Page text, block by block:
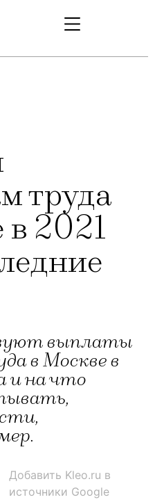
труда
2021
выплаты
в Москве в
и на что
Добавить Kleo.ru в
источники Google